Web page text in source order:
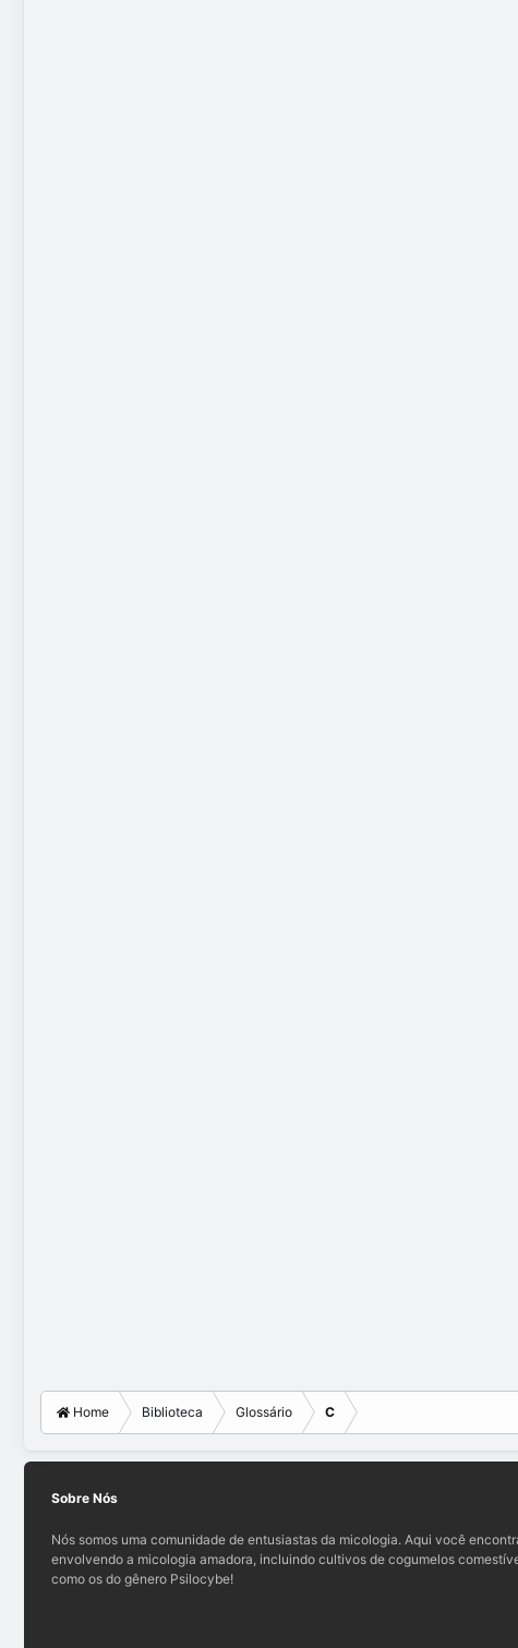
Home Biblioteca Glossário C
Sobre Nós
Nós somos uma comunidade de entusiastas da micologia. Aqui você
envolvendo a micologia amadora, incluindo cultivos de cogumelos
como os do gênero Psilocybe!